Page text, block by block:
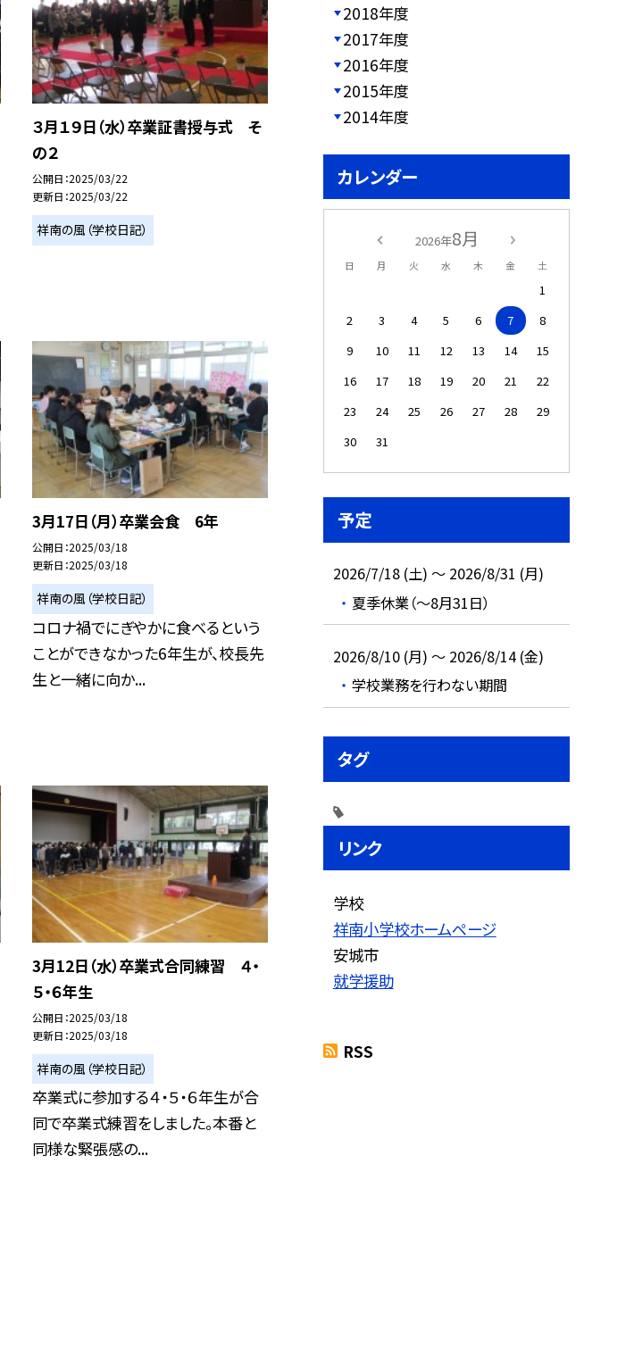
３月１９日（水）卒業証書授与式 そ
の２
公開日 2025/03/22
更新日 2025/03/22
祥南の風（学校日記）
3月17日（月）卒業会食 6年
公開日 2025/03/18
更新日 2025/03/18
祥南の風（学校日記）
コロナ禍でにぎやかに食べるという
ことができなかった6年生が、校長先
生と一緒に向か...
3月12日（水）卒業式合同練習 ４・
５・６年生
公開日 2025/03/18
更新日 2025/03/18
祥南の風（学校日記）
卒業式に参加する４・５・６年生が合
同で卒業式練習をしました。本番と
同様な緊張感の...
2018年度
2017年度
2016年度
2015年度
2014年度
カレンダー
2026年8月
日 月 火 水 木 金 土
1
2
3 4 5 6 7
8
9
10 11 12 13 14
15
16
17 18 19 20 21
22
23
24 25 26 27 28
29
30
31
予定
2026/7/18 (土) ～ 2026/8/31 (月)
夏季休業（～8月31日）
2026/8/10 (月) ～ 2026/8/14 (金)
学校業務を行わない期間
タグ
リンク
学校
祥南小学校ホームページ
安城市
就学援助
RSS